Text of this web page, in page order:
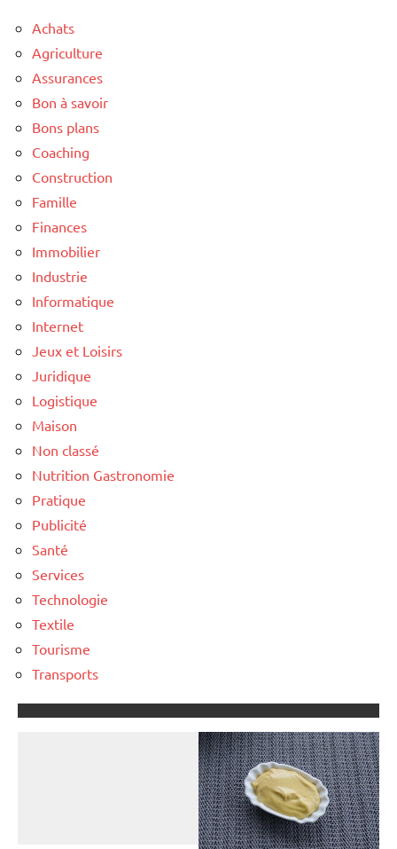
Achats
Agriculture
Assurances
Bon à savoir
Bons plans
Coaching
Construction
Famille
Finances
Immobilier
Industrie
Informatique
Internet
Jeux et Loisirs
Juridique
Logistique
Maison
Non classé
Nutrition Gastronomie
Pratique
Publicité
Santé
Services
Technologie
Textile
Tourisme
Transports